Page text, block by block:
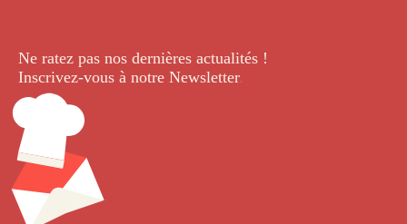
Ne ratez pas nos dernières actualités !
Inscrivez-vous à notre Newsletter.